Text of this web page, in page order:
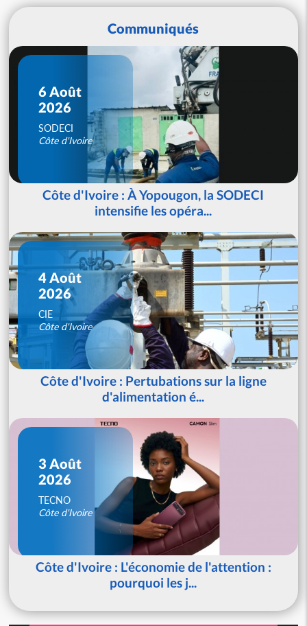
Communiqués
6 Août
2026
SODECI
Côte d'Ivoire
Côte d'Ivoire : À Yopougon, la SODECI
intensifie les opéra...
4 Août
2026
CIE
Côte d'Ivoire
Côte d'Ivoire : Pertubations sur la ligne
d'alimentation é...
3 Août
2026
TECNO
Côte d'Ivoire
Côte d'Ivoire : L'économie de l'attention :
pourquoi les j...